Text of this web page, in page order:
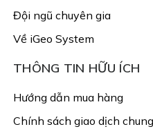
Đội ngũ chuyên gia
Về iGeo System
THÔNG TIN HỮU ÍCH
Hướng dẫn mua hàng
Chính sách giao dịch chung